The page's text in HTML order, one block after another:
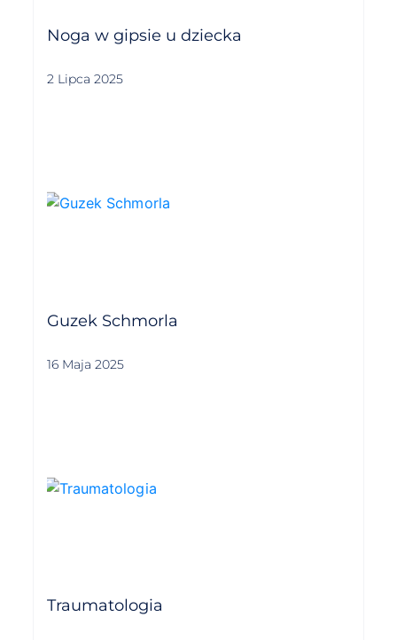
Noga w gipsie u dziecka
2 Lipca 2025
Guzek Schmorla
16 Maja 2025
Traumatologia